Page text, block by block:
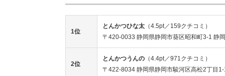
1位
とんかつひな太 （4.5pt／159クチコミ）
〒420-0033 静岡県静岡市葵区昭和町3-1 静
2位
とんかつうんの （4.4pt／971クチコミ）
〒422-8034 静岡県静岡市駿河区高松2丁目